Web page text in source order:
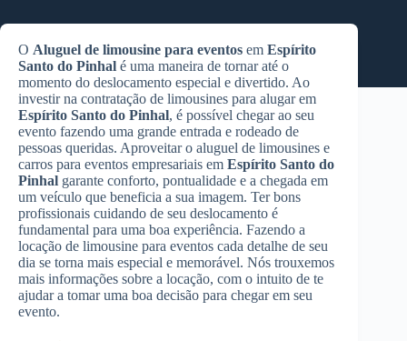
O Aluguel de limousine para eventos em Espírito
Santo do Pinhal é uma maneira de tornar até o
momento do deslocamento especial e divertido. Ao
investir na contratação de limousines para alugar em
Espírito Santo do Pinhal, é possível chegar ao seu
evento fazendo uma grande entrada e rodeado de
pessoas queridas. Aproveitar o aluguel de limousines e
carros para eventos empresariais em Espírito Santo do
Pinhal garante conforto, pontualidade e a chegada em
um veículo que beneficia a sua imagem. Ter bons
profissionais cuidando de seu deslocamento é
fundamental para uma boa experiência. Fazendo a
locação de limousine para eventos cada detalhe de seu
dia se torna mais especial e memorável. Nós trouxemos
mais informações sobre a locação, com o intuito de te
ajudar a tomar uma boa decisão para chegar em seu
evento.